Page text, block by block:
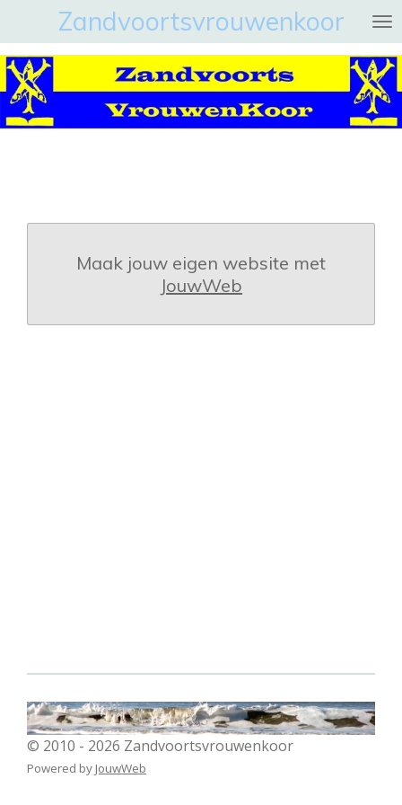
direct
naar
de
hoofdinhoud
Zandvoortsvrouwenkoor
Maak jouw eigen website met
JouwWeb
© 2010 - 2026 Zandvoortsvrouwenkoor
Powered by JouwWeb